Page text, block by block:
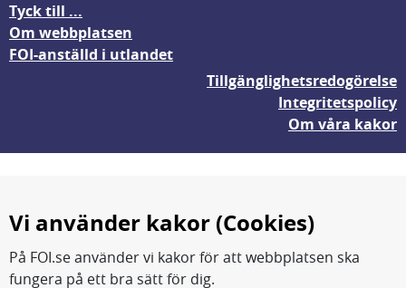
Tyck till ...
Om webbplatsen
FOI-anställd i utlandet
Tillgänglighetsredogörelse
Integritetspolicy
Om våra kakor
Vi använder kakor (Cookies)
På FOI.se använder vi kakor för att webbplatsen ska
fungera på ett bra sätt för dig.